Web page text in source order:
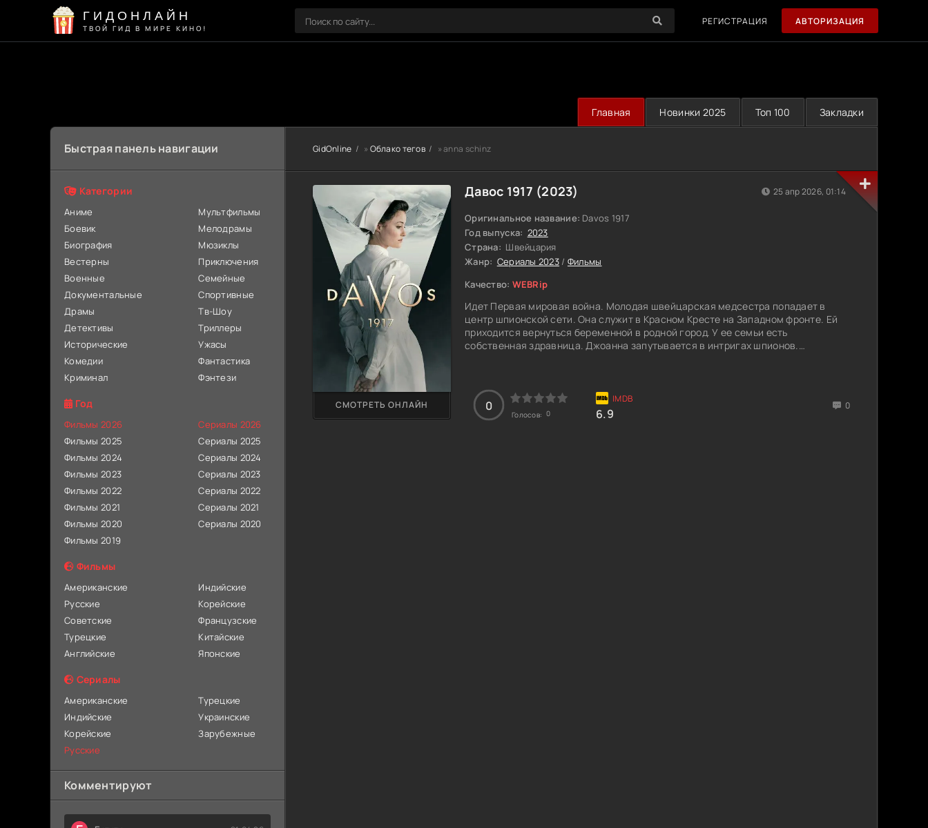
ГИДОНЛАЙН
ТВОЙ ГИД В МИРЕ КИНО!
РЕГИСТРАЦИЯ АВТОРИЗАЦИЯ
Главная Новинки 2025 Топ 100 Закладки
Быстрая панель навигации
Категории
Аниме
Боевик
Биография
Вестерны
Военные
Документальные
Драмы
Детективы
Исторические
Комедии
Криминал
Мультфильмы
Мелодрамы
Мюзиклы
Приключения
Семейные
Спортивные
Тв-Шоу
Триллеры
Ужасы
Фантастика
Фэнтези
Год
Фильмы 2026
Фильмы 2025
Фильмы 2024
Фильмы 2023
Фильмы 2022
Фильмы 2021
Фильмы 2020
Фильмы 2019
Сериалы 2026
Сериалы 2025
Сериалы 2024
Сериалы 2023
Сериалы 2022
Сериалы 2021
Сериалы 2020
Фильмы
Американские
Русские
Советские
Турецкие
Английские
Индийские
Корейские
Французские
Китайские
Японские
Сериалы
Американские
Индийские
Корейские
Русские
Турецкие
Украинские
Зарубежные
Комментируют
GidOnline » Облако тегов » anna schinz
Давос 1917 (2023)
Оригинальное название: Davos 1917
Год выпуска: 2023
Страна: Швейцария
Жанр: Сериалы 2023 / Фильмы
Качество: WEBRip
Идет Первая мировая война. Молодая швейцарская медсестра попадает в
центр шпионской сети. Она служит в Красном Кресте на Западном фронте. Ей
приходится вернуться беременной в родной город. У ее семьи есть
собственная здравница. Джоанна запутывается в интригах шпионов.
немецкими спецслужбами.
Главный игрок шпионской сети решает непростые вопросы. Ей необходимо
СМОТРЕТЬ ОНЛАЙН 0
Голосов: 0 6.9
0
25 апр 2026, 01:14